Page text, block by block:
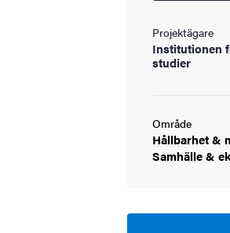
Projektägare
Institutionen
studier
Område
Hållbarhet &
Samhälle &